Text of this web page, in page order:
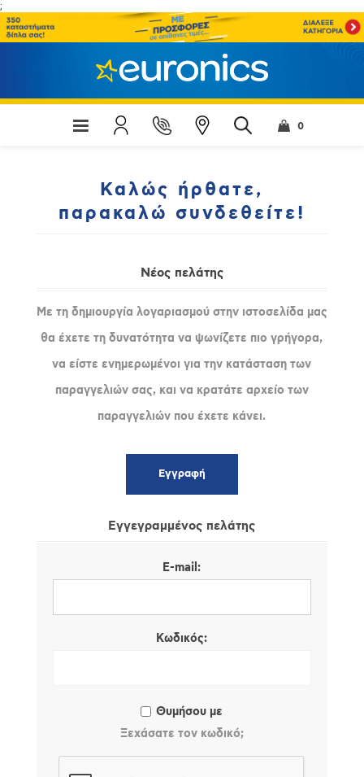
;
0
Καλώς ήρθατε,
παρακαλώ συνδεθείτε!
Νέος πελάτης
Με τη δημιουργία λογαριασμού στην ιστοσελίδα μας
θα έχετε τη δυνατότητα να ψωνίζετε πιο γρήγορα,
να είστε ενημερωμένοι για την κατάσταση των
παραγγελιών σας, και να κρατάτε αρχείο των
παραγγελιών που έχετε κάνει.
Εγγεγραμμένος πελάτης
E-mail:
Κωδικός:
Θυμήσου με
Ξεχάσατε τον κωδικό;